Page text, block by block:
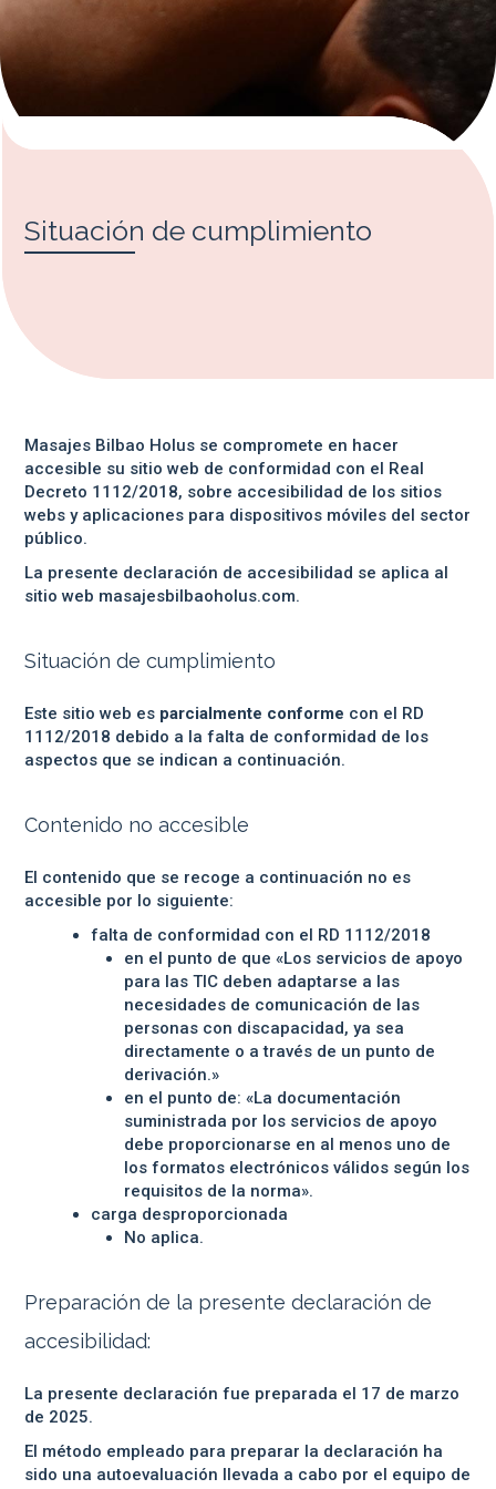
Situación de cumplimiento
Masajes Bilbao Holus se compromete en hacer
accesible su sitio web de conformidad con el Real
Decreto 1112/2018, sobre accesibilidad de los sitios
webs y aplicaciones para dispositivos móviles del sector
público.
La presente declaración de accesibilidad se aplica al
sitio web masajesbilbaoholus.com.
Situación de cumplimiento
Este sitio web es parcialmente conforme con el RD
1112/2018 debido a la falta de conformidad de los
aspectos que se indican a continuación.
Contenido no accesible
El contenido que se recoge a continuación no es
accesible por lo siguiente:
falta de conformidad con el RD 1112/2018
en el punto de que «Los servicios de apoyo
para las TIC deben adaptarse a las
necesidades de comunicación de las
personas con discapacidad, ya sea
directamente o a través de un punto de
derivación.»
en el punto de: «La documentación
suministrada por los servicios de apoyo
debe proporcionarse en al menos uno de
los formatos electrónicos válidos según los
requisitos de la norma».
carga desproporcionada
No aplica.
Preparación de la presente declaración de
accesibilidad:
La presente declaración fue preparada el 17 de marzo
de 2025.
El método empleado para preparar la declaración ha
sido una autoevaluación llevada a cabo por el equipo de